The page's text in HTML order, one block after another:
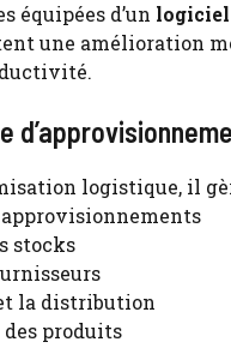
équipées d’un logiciel
une amélioration
logistique, il
approvisionnements
stocks
la distribution
produits